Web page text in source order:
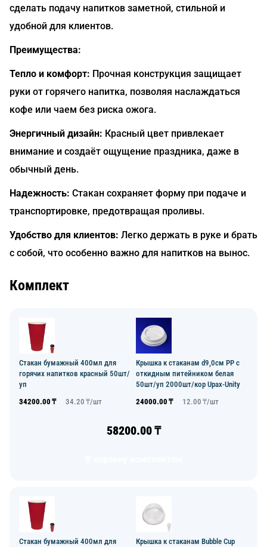
сделать подачу напитков заметной, стильной и
удобной для клиентов.
Преимущества:
Тепло и комфорт: Прочная конструкция защищает
руки от горячего напитка, позволяя наслаждаться
кофе или чаем без риска ожога.
Энергичный дизайн: Красный цвет привлекает
внимание и создаёт ощущение праздника, даже в
обычный день.
Надежность: Стакан сохраняет форму при подаче и
транспортировке, предотвращая проливы.
Удобство для клиентов: Легко держать в руке и брать
с собой, что особенно важно для напитков на вынос.
Комплект
Стакан бумажный 400мл для
горячих напитков красный 50шт/
уп
34200.00 ₸ 34.20 ₸/шт
Крышка к стаканам d9,0см PP с
откидным питейником белая
50шт/уп 2000шт/кор Upax-Unity
24000.00 ₸ 12.00 ₸/шт
58200.00₸
Стакан бумажный 400мл для
Крышка к стаканам Bubble Cup